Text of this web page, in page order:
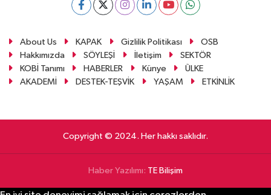
About Us KAPAK Gizlilik Politikası
OSB
Hakkımızda
SÖYLEŞİ İletişim
SEKTÖR
KOBİ Tanımı
HABERLER Künye
ÜLKE
AKADEMİ
DESTEK-TEŞVİK YAŞAM ETKİNLİK
Copyright © 2024. Her hakkı saklıdır.
Haber Yazılımı: TE Bilişim